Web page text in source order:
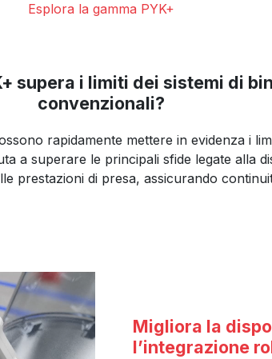
Esplora la gamma PYK+
supera i limiti dei sistemi di
convenzionali?
rapidamente mettere in evidenza i
a superare le principali sfide legate alla
prestazioni di presa, assicurando
Migliora la
l’integrazione